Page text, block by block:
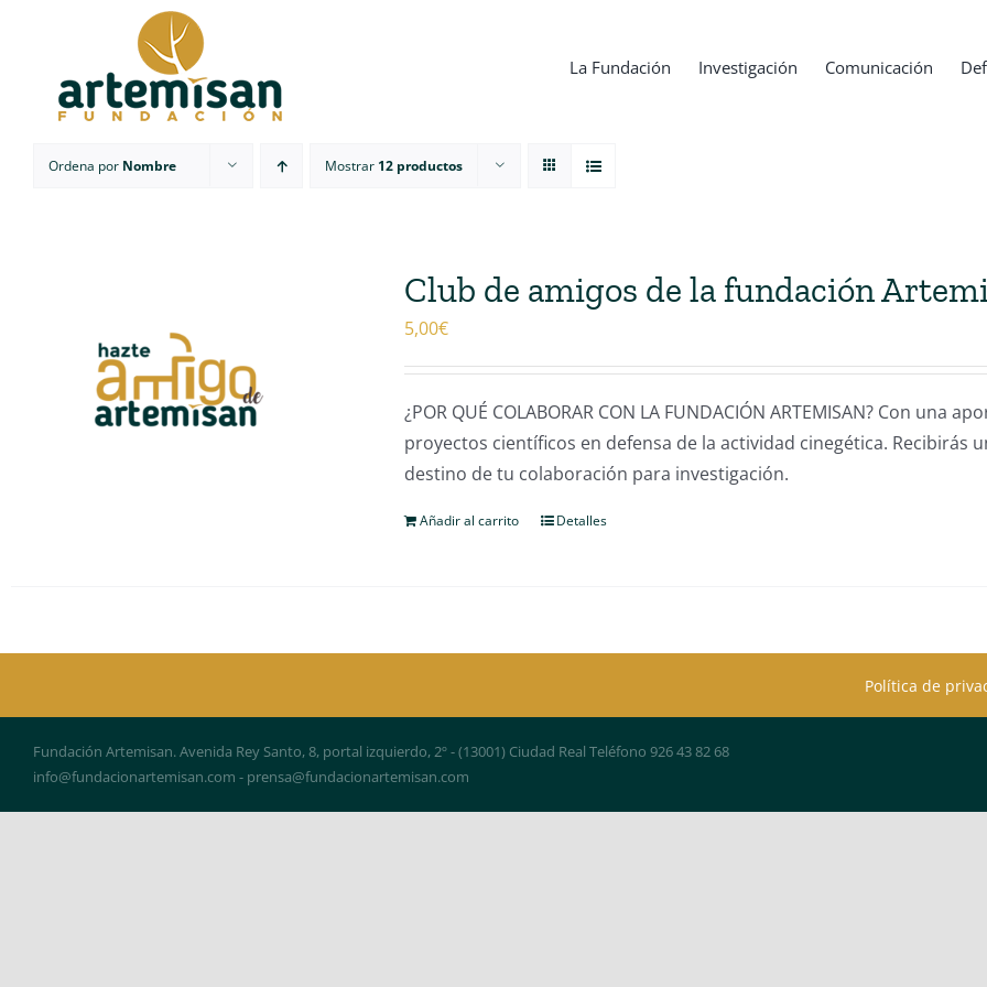
contenido
La Fundación Investigación Comunicación
Ordena por Nombre Mostrar 12 productos
Club de amigos de la fundación
5,00€
¿POR QUÉ COLABORAR CON LA FUNDACIÓN ARTEMISAN? Con
proyectos científicos en defensa de la actividad cinegética. Recibirás
destino de tu colaboración para investigación.
Añadir al carrito Detalles
Política de
Fundación Artemisan. Avenida Rey Santo, 8, portal izquierdo, 2º - (13001) Ciudad Real Teléfono 926 43 82 68
info@fundacionartemisan.com - prensa@fundacionartemisan.com